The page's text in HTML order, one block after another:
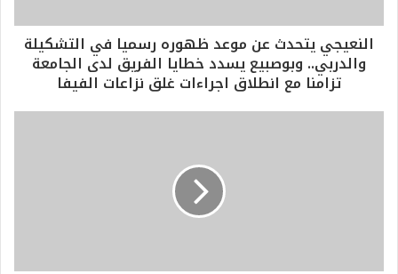
النعيجي يتحدث عن موعد ظهوره رسميا في التشكيلة
والدربي.. وبوصبيع يسدد خطايا الفريق لدى الجامعة
تزامنا مع انطلاق اجراءات غلق نزاعات الفيفا